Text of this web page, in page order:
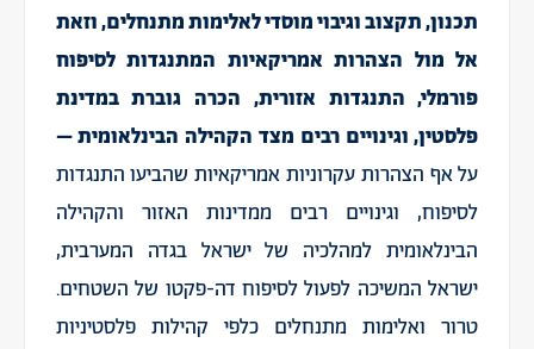
תכנון, תקצוב וגיבוי מוסדי לאלימות מתנחלים, וזאת
אל מול הצהרות אמריקאיות המתנגדות לסיפוח
פורמלי, התנגדות אזורית, הכרה גוברת במדינת
פלסטין, וגינויים רבים מצד הקהילה הבינלאומית –
על אף הצהרות עקרוניות אמריקאיות שהביעו התנגדות
לסיפוח, וגינויים רבים ממדינות האזור והקהילה
הבינלאומית למהלכיה של ישראל בגדה המערבית,
ישראל המשיכה לפעול לסיפוח דה-פקטו של השטחים.
טרור ואלימות מתנחלים כלפי קהילות פלסטיניות